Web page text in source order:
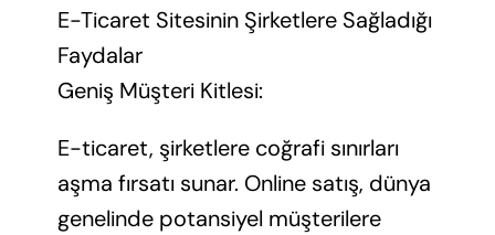
E-Ticaret Sitesinin Şirketlere Sağladığı
Faydalar
Geniş Müşteri Kitlesi:
E-ticaret, şirketlere coğrafi sınırları
aşma fırsatı sunar. Online satış, dünya
genelinde potansiyel müşterilere